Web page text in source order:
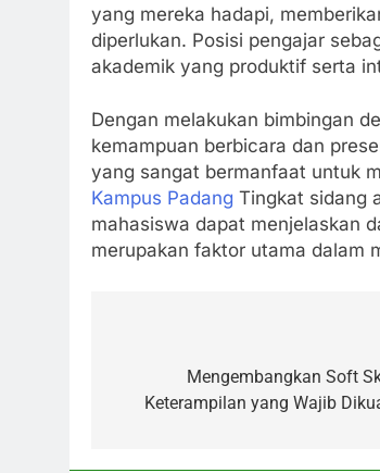
yang mereka hadapi,
diperlukan. Posisi pengajar
akademik yang produktif serta
Dengan melakukan bimbingan
kemampuan berbicara dan
yang sangat bermanfaat untuk
Kampus Padang Tingkat sidang
mahasiswa dapat menjelaskan
merupakan faktor utama dalam
navigationMengembangkan Soft
Keterampilan yang Wajib